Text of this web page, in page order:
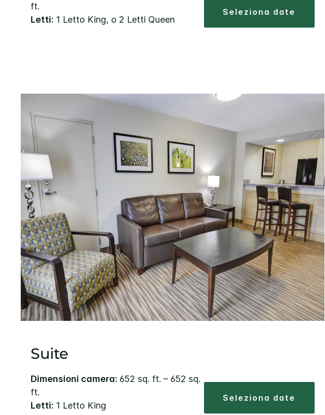
ft.
Letti: 1 Letto King, o 2 Letti Queen
seleziona date
Suite
Dimensioni camera: 652 sq. ft. – 652 sq.
ft.
Letti: 1 Letto King
seleziona date